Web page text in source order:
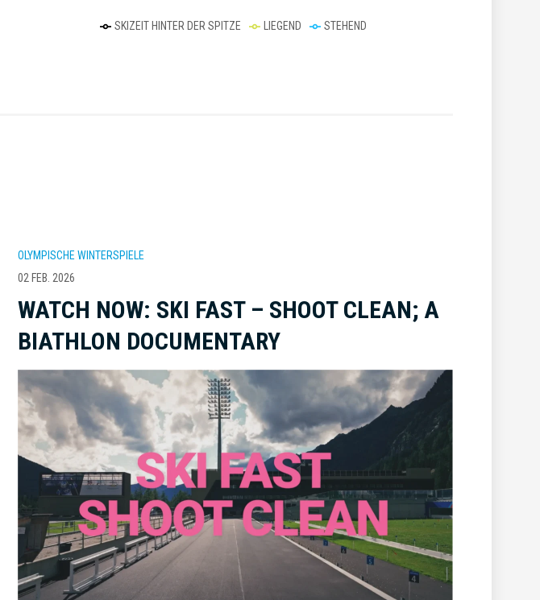
SKIZEIT HINTER DER SPITZE LIEGEND STEHEND
OLYMPISCHE WINTERSPIELE
02 FEB. 2026
WATCH NOW: SKI FAST – SHOOT CLEAN; A
BIATHLON DOCUMENTARY